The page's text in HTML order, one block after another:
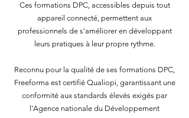
Ces formations DPC, accessibles depuis tout
appareil connecté, permettent aux
professionnels de s'améliorer en développant
leurs pratiques à leur propre rythme.
Reconnu pour la qualité de ses formations DPC,
Freeforma est certifié Qualiopi, garantissant une
conformité aux standards élevés exigés par
l’Agence nationale du Développement